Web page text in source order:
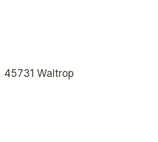
45731 Waltrop